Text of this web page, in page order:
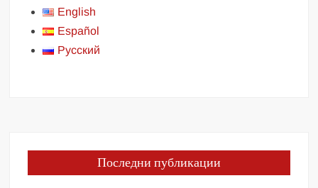
English
Español
Русский
Последни публикации